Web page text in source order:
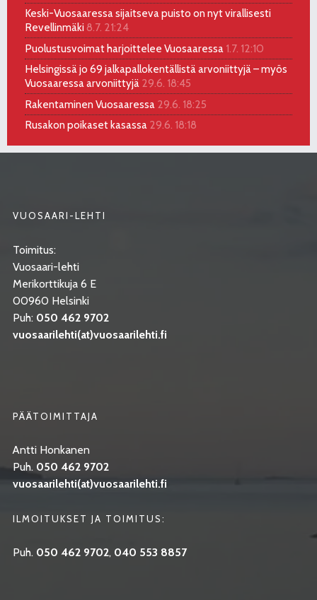
Keski-Vuosaaressa sijaitseva puisto on nyt virallisesti
Revellinmäki 8.7. 21:24
Puolustusvoimat harjoittelee Vuosaaressa 1.7. 12:10
Helsingissä jo 69 jalkapallokentällistä arvoniittyjä – myös
Vuosaaressa arvoniittyjä 29.6. 18:45
Rakentaminen Vuosaaressa 29.6. 18:25
Rusakon poikaset kasassa 29.6. 18:18
VUOSAARI-LEHTI
Toimitus:
Vuosaari-lehti
Merikorttikuja 6 E
00960 Helsinki
Puh: 050 462 9702
vuosaarilehti(at)vuosaarilehti.fi
PÄÄTOIMITTAJA
Antti Honkanen
Puh. 050 462 9702
vuosaarilehti(at)vuosaarilehti.fi
ILMOITUKSET JA TOIMITUS:
Puh. 050 462 9702, 040 553 8857